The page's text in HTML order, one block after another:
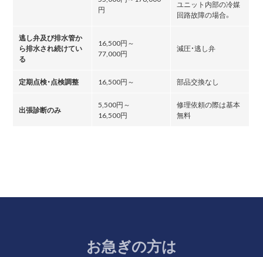
円
ユニット内部の冷媒
回路故障の場合。
逃し弁及び排水管か
ら排水され続けてい
る
16,500円～
77,000円
減圧・逃し弁
定期点検・点検調整 16,500円～ 部品交換なし
出張診断のみ
5,500円～
16,500円
修理依頼の際は基本
無料
お急ぎの方は